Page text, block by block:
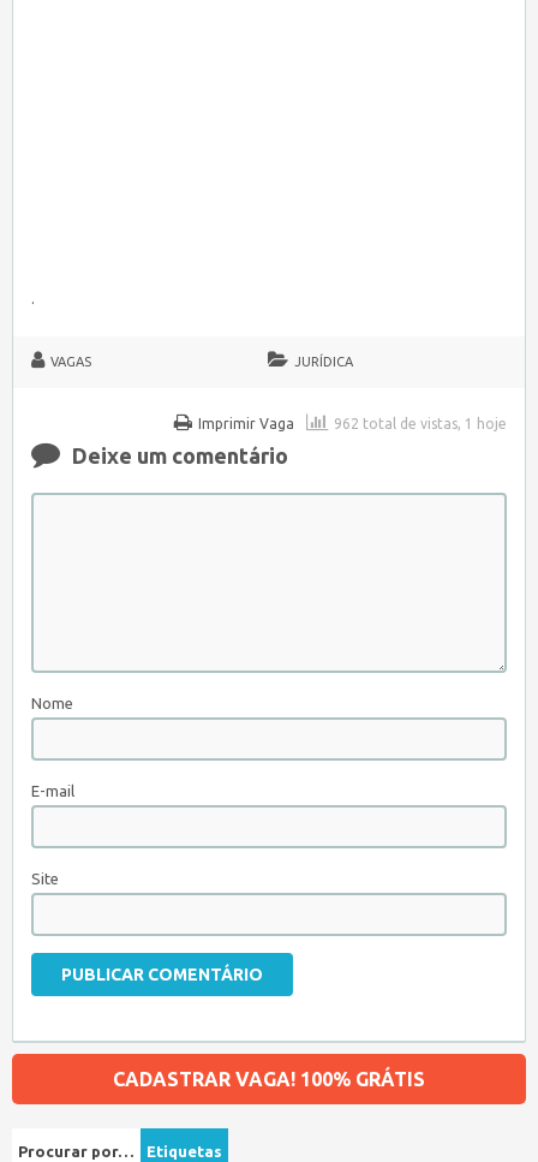
.
VAGAS JURÍDICA
962 total de vistas, 1 hoje
Imprimir Vaga
Deixe um comentário
Nome
E-mail
Site
CADASTRAR VAGA! 100% GRÁTIS
Procurar por… Etiquetas